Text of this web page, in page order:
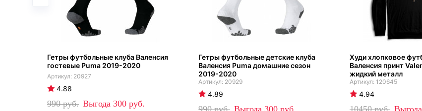
Гетры футбольные клуба Валенсия
гостевые Puma 2019-2020
20927
4.88
990 300
Гетры футбольные детские клуба
Валенсия Puma домашние сезон
2019-2020
20929
4.89
Худи хлопковое
Валенсия принт
жидкий металл
120645
4.94